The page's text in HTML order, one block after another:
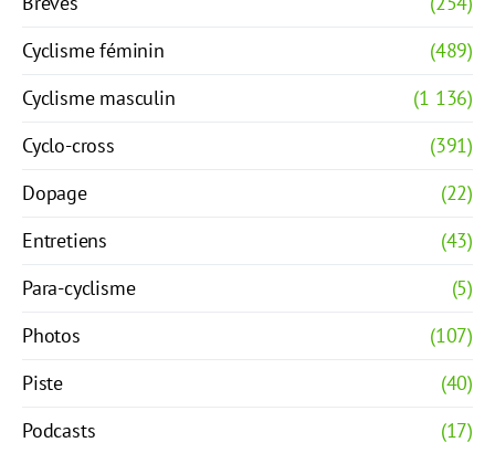
Cyclisme féminin
(489)
Cyclisme masculin
(1 136)
Cyclo-cross
(391)
Dopage
(22)
Entretiens
(43)
Para-cyclisme
(5)
Photos
(107)
Piste
(40)
Podcasts
(17)